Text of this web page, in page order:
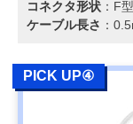
コネクタ形状 ：F
ケーブル長さ ：
PICK UP④